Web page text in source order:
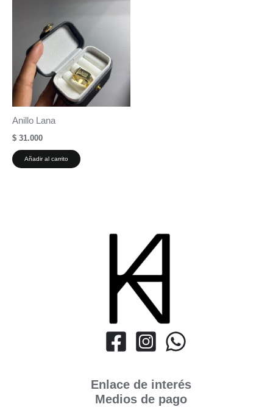
Anillo Lana
$ 31.000
Añadir al carrito
Enlace de interés
Medios de pago